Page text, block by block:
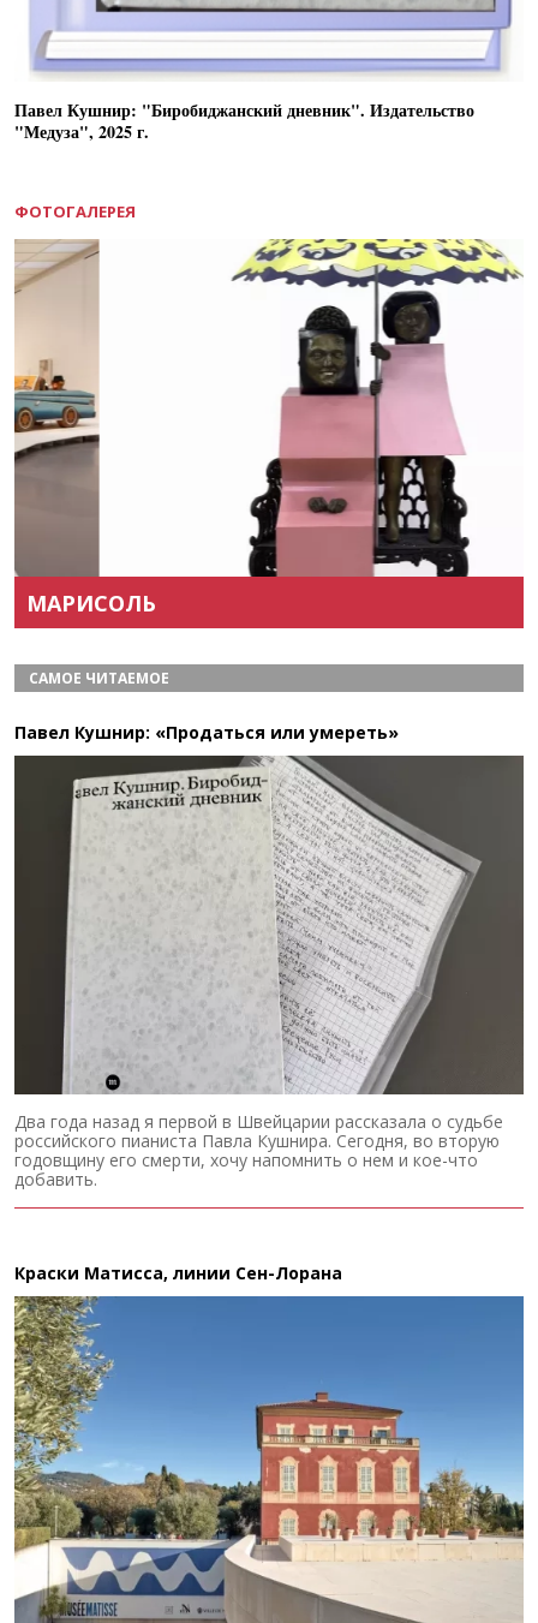
Павел Кушнир: "Биробиджанский дневник". Издательство
"Медуза", 2025 г.
ФОТОГАЛЕРЕЯ
МАРИСОЛЬ
САМОЕ ЧИТАЕМОЕ
Павел Кушнир: «Продаться или умереть»
Два года назад я первой в Швейцарии рассказала о судьбе
российского пианиста Павла Кушнира. Сегодня, во вторую
годовщину его смерти, хочу напомнить о нем и кое-что
добавить.
Краски Матисса, линии Сен-Лорана